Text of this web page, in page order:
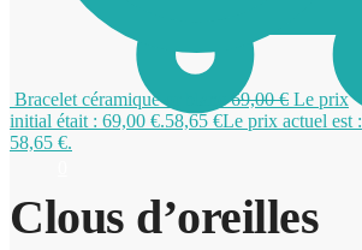
Bracelet céramique or blanc 69,00€ Le prix
initial était : 69,00 €.58,65 €Le prix actuel est :
58,65 €.
Clous d’oreilles